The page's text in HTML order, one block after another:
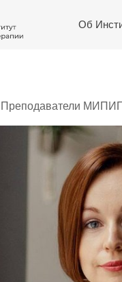
Об
Преподаватели МИПИП